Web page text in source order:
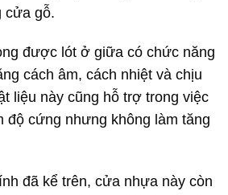
cửa gỗ.
được lót ở giữa có chức năng
cách âm, cách nhiệt và chịu
liệu này cũng hỗ trợ trong việc
độ cứng nhưng không làm tăng
đã kể trên, cửa nhựa này còn